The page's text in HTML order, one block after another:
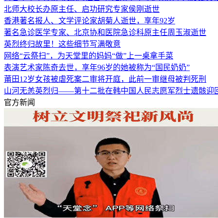
北师大校长办原主任、启功研究专家侯刚逝世
香港著名报人、文学评论家胡菊人逝世，享年92岁
著名急诊医学专家、北京协和医院急诊科原主任周玉淑逝世
英烈终归故里！这些细节写满敬意
网络“云祭扫”，为天堂里的妈妈“做”上一桌拿手菜
表演艺术家陈奇去世，享年96岁的她被称为“国民奶奶”
莆田12岁女孩被虐死案二审将开庭，此前一审继母被判死刑
山河无恙英烈归——第十二批在韩中国人民志愿军烈士遗骸迎
官方新闻